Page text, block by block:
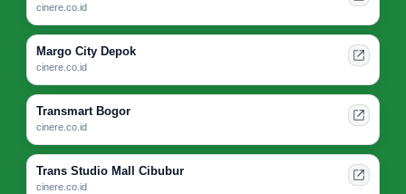
cinere.co.id
Margo City Depok
cinere.co.id
Transmart Bogor
cinere.co.id
Trans Studio Mall Cibubur
cinere.co.id